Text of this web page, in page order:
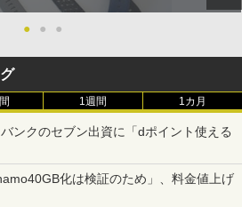
● ● ●
1週間 1カ月
ンクのセブン出資に「dポイント使える
化は検証のため」、料金値上げ